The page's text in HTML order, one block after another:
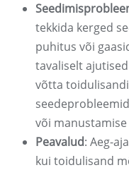
tekkida kerged
puhitus või
tavaliselt
võtta
või
Peavalud: Aeg-
kui toidulisand